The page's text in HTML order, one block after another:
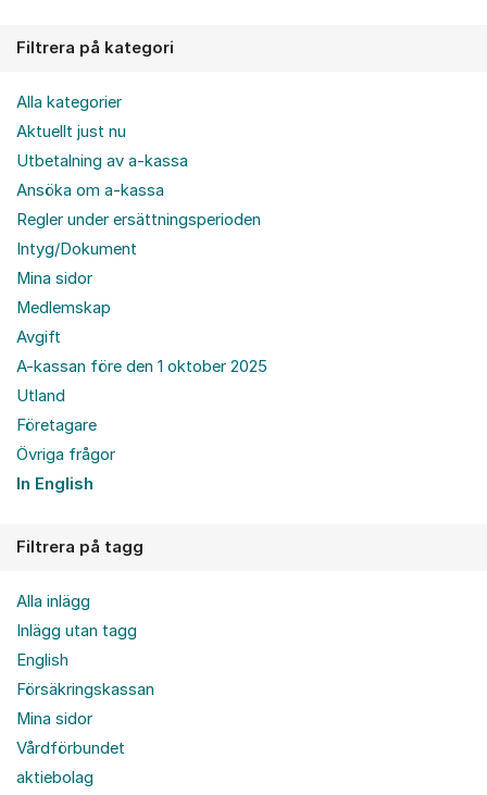
Filtrera på kategori
Alla kategorier
Aktuellt just nu
Utbetalning av a-kassa
Ansöka om a-kassa
Regler under ersättningsperioden
Intyg/Dokument
Mina sidor
Medlemskap
Avgift
A-kassan före den 1 oktober 2025
Utland
Företagare
Övriga frågor
In English
Filtrera på tagg
Alla inlägg
Inlägg utan tagg
English
Försäkringskassan
Mina sidor
Vårdförbundet
aktiebolag